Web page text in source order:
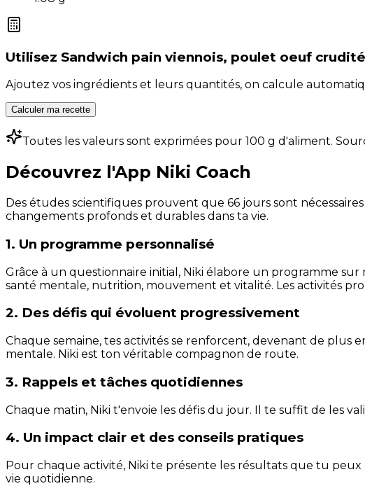
Utilisez Sandwich pain viennois, poulet oeuf
Ajoutez vos ingrédients et leurs quantités, on calcule
Calculer ma recette
Toutes les valeurs sont exprimées pour 100 g d'aliment.
Découvrez l'App Niki Coach
Des études scientifiques prouvent que 66 jours sont
changements profonds et durables dans ta vie.
1. Un programme personnalisé
Grâce à un questionnaire initial, Niki élabore un programme
santé mentale, nutrition, mouvement et vitalité. Les activités
2. Des défis qui évoluent progressivement
Chaque semaine, tes activités se renforcent, devenant de plus
mentale. Niki est ton véritable compagnon de route.
3. Rappels et tâches quotidiennes
Chaque matin, Niki t'envoie les défis du jour. Il te suffit de les
4. Un impact clair et des conseils pratiques
Pour chaque activité, Niki te présente les résultats que tu
vie quotidienne.